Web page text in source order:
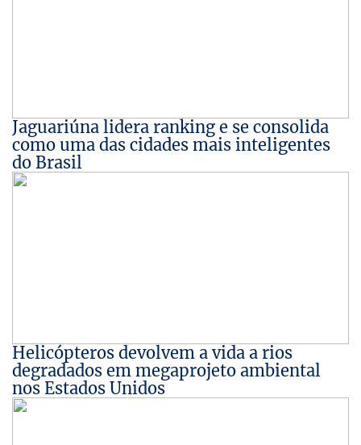
Jaguariúna lidera ranking e se consolida
como uma das cidades mais inteligentes
do Brasil
Helicópteros devolvem a vida a rios
degradados em megaprojeto ambiental
nos Estados Unidos